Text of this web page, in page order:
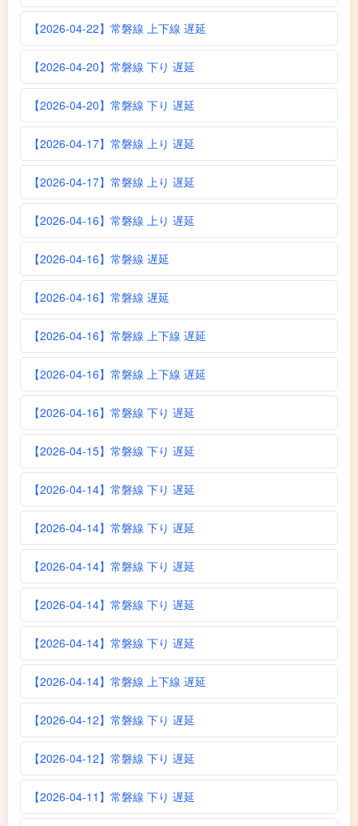
【2026-04-22】常磐線 上下線 遅延
【2026-04-20】常磐線 下り 遅延
【2026-04-20】常磐線 下り 遅延
【2026-04-17】常磐線 上り 遅延
【2026-04-17】常磐線 上り 遅延
【2026-04-16】常磐線 上り 遅延
【2026-04-16】常磐線 遅延
【2026-04-16】常磐線 遅延
【2026-04-16】常磐線 上下線 遅延
【2026-04-16】常磐線 上下線 遅延
【2026-04-16】常磐線 下り 遅延
【2026-04-15】常磐線 下り 遅延
【2026-04-14】常磐線 下り 遅延
【2026-04-14】常磐線 下り 遅延
【2026-04-14】常磐線 下り 遅延
【2026-04-14】常磐線 下り 遅延
【2026-04-14】常磐線 下り 遅延
【2026-04-14】常磐線 上下線 遅延
【2026-04-12】常磐線 下り 遅延
【2026-04-12】常磐線 下り 遅延
【2026-04-11】常磐線 下り 遅延